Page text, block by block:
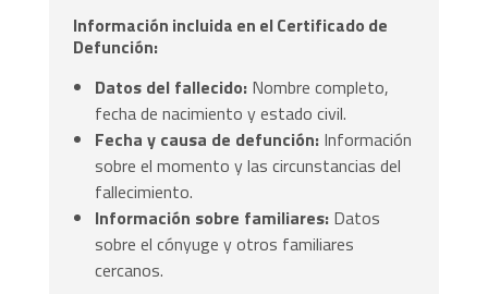
Información incluida en el Certificado de
Defunción:
Datos del fallecido: Nombre completo,
fecha de nacimiento y estado civil.
Fecha y causa de defunción: Información
sobre el momento y las circunstancias del
fallecimiento.
Información sobre familiares: Datos
sobre el cónyuge y otros familiares
cercanos.